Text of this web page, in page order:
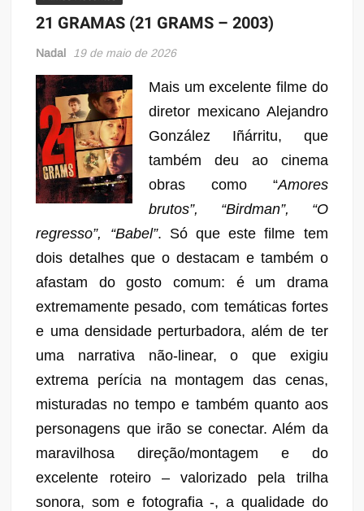
21 GRAMAS (21 GRAMS – 2003)
Nadal 19 de maio de 2026
Mais um excelente filme do
diretor mexicano Alejandro
González Iñárritu, que
também deu ao cinema
obras como “Amores
brutos”, “Birdman”, “O
regresso”, “Babel”. Só que este filme tem
dois detalhes que o destacam e também o
afastam do gosto comum: é um drama
extremamente pesado, com temáticas fortes
e uma densidade perturbadora, além de ter
uma narrativa não-linear, o que exigiu
extrema perícia na montagem das cenas,
misturadas no tempo e também quanto aos
personagens que irão se conectar. Além da
maravilhosa direção/montagem e do
excelente roteiro – valorizado pela trilha
sonora, som e fotografia -, a qualidade do